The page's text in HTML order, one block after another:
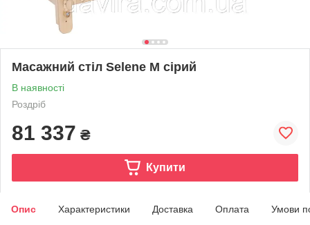
Масажний стіл Selene M сірий
В наявності
Роздріб
81 337 ₴
Купити
Опис Характеристики Доставка Оплата Умови